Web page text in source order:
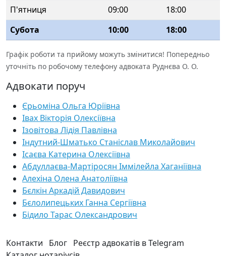
П'ятниця
09:00
18:00
Субота
10:00 18:00
Графік роботи та прийому можуть змінитися! Попередньо
уточніть по робочому телефону адвоката Руднєва О. О.
Адвокати поруч
Єрьоміна Ольга Юріївна
Івах Вікторія Олексіївна
Ізовітова Лідія Павлівна
Індутний-Шматько Станіслав Миколайович
Ісаєва Катерина Олексіївна
Абдуллаєва-Мартіросян Іммілейла Хаганіївна
Алехіна Олена Анатоліївна
Бєлкін Аркадій Давидович
Бєлолипецьких Ганна Сергіївна
Бідило Тарас Олександрович
Контакти Блог Реєстр адвокатів в Telegram